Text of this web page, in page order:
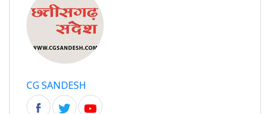
CG SANDESH